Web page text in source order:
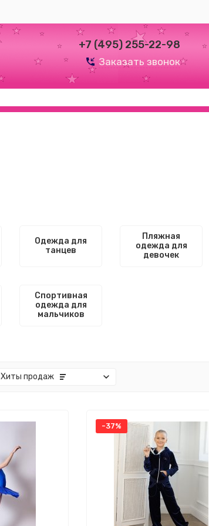
+7 (495) 255-22-98
Заказать звонок
Одежда для
танцев
Пляжная
одежда для
девочек
Спортивная
одежда для
мальчиков
Хиты продаж
-37%